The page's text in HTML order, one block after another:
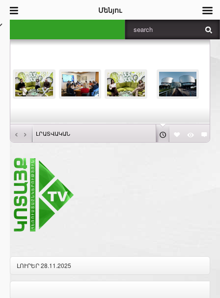
‹ › ԼՐԱՏՎԱԿԱՆ
ԼՈՒՐԵՐ 28.11.2025
Մենյու